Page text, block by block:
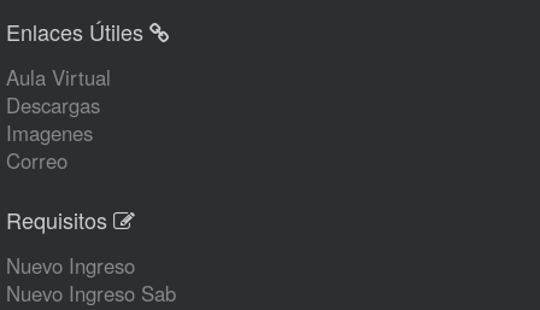
Enlaces Útiles
Aula Virtual
Descargas
Imagenes
Correo
Requisitos
Nuevo Ingreso
Nuevo Ingreso Sab